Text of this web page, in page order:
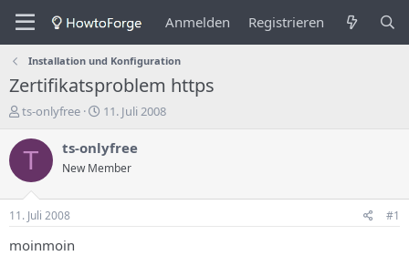
Anmelden Registrieren
Installation und Konfiguration
Zertifikatsproblem https
E
s
e
e
r
ts-onlyfree
E
s
t
e
11. Juli 2008
T ts-onlyfree
New Member
11. Juli 2008 #1
moinmoin